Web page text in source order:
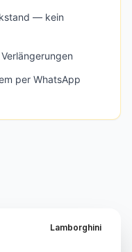
— kein
per WhatsApp
Lamborghini